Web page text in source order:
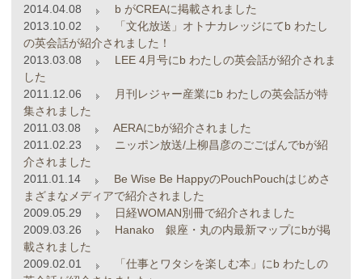
2014.04.08
b がCREAに掲載されました
2013.10.02
「文化放送」オトナカレッジにてb わたし
の英会話が紹介されました！
2013.03.08
LEE 4月号にb わたしの英会話が紹介されま
した
2011.12.06
月刊レジャー産業にb わたしの英会話が特
集されました
2011.03.08
AERAにbが紹介されました
2011.02.23
ニッポン放送/上柳昌彦のごごぱんでbが紹
介されました
2011.01.14
Be Wise Be HappyのPouchPouchはじめさ
まざまなメディアで紹介されました
2009.05.29
日経WOMAN別冊で紹介されました
2009.03.26
Hanako 銀座・丸の内最新マップにbが掲
載されました
2009.02.01
「仕事とワタシを楽しむ本」にb わたしの